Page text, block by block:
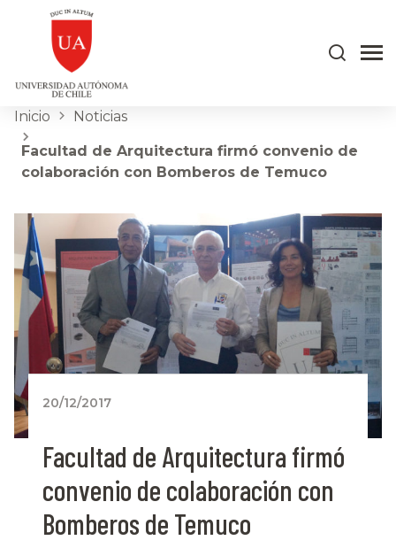
Inicio Noticias
Facultad de Arquitectura firmó convenio de
colaboración con Bomberos de Temuco
20/12/2017
Facultad de Arquitectura firmó
convenio de colaboración con
Bomberos de Temuco